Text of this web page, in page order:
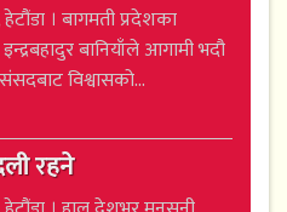
। बागमती प्रदेशका
बानियाँले आगामी भदौ
विश्वासको...
रहने